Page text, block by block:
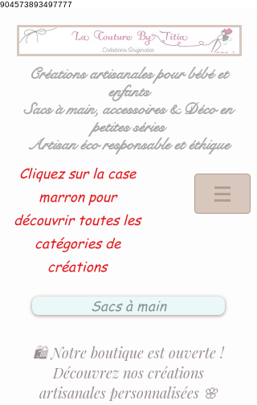
904573893497777
Créations artisanales pour bébé et
enfants
Sacs à main, accessoires & Déco en
petites séries
Artisan éco responsable et éthique
Cliquez sur la case
marron pour
découvrir toutes les
catégories de
créations
Sacs à main
🛍️ Notre boutique est ouverte !
Découvrez nos créations
artisanales personnalisées 🌸